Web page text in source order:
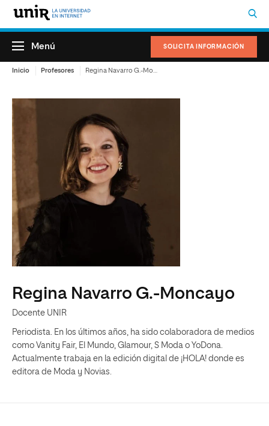
SOLICITA INFORMACIÓN
Menú
Inicio Profesores
Regina Navarro G.-Moncayo
Docente UNIR
Periodista. En los últimos años, ha sido colaboradora de medios
como Vanity Fair, El Mundo, Glamour, S Moda o YoDona.
Actualmente trabaja en la edición digital de ¡HOLA! donde es
editora de Moda y Novias.